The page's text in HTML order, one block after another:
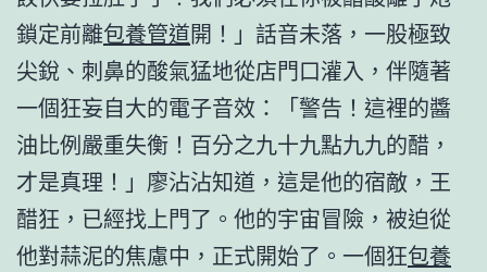
鎖定前離包養管道開！」話音未落，一股極致
尖銳、刺鼻的酸氣猛地從店門口灌入，伴隨著
一個狂妄自大的電子音效：「警告！這裡的醬
油比例嚴重失衡！百分之九十九點九九的醋，
才是真理！」廖沾沾知道，這是他的宿敵，王
醋狂，已經找上門了。他的宇宙冒險，被迫從
他對蒜泥的焦慮中，正式開始了。一個狂包養